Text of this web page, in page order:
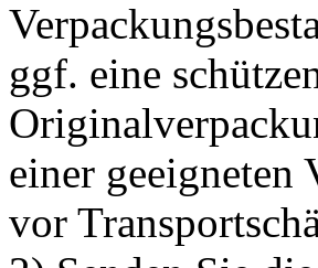
ggf. eine
einer geeigneten
vor